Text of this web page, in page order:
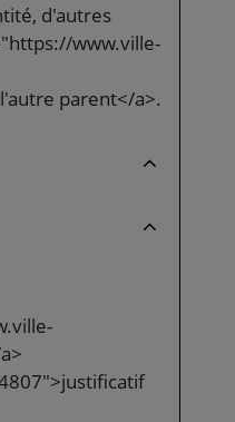
d'autres
www.ville-
parent</a>.